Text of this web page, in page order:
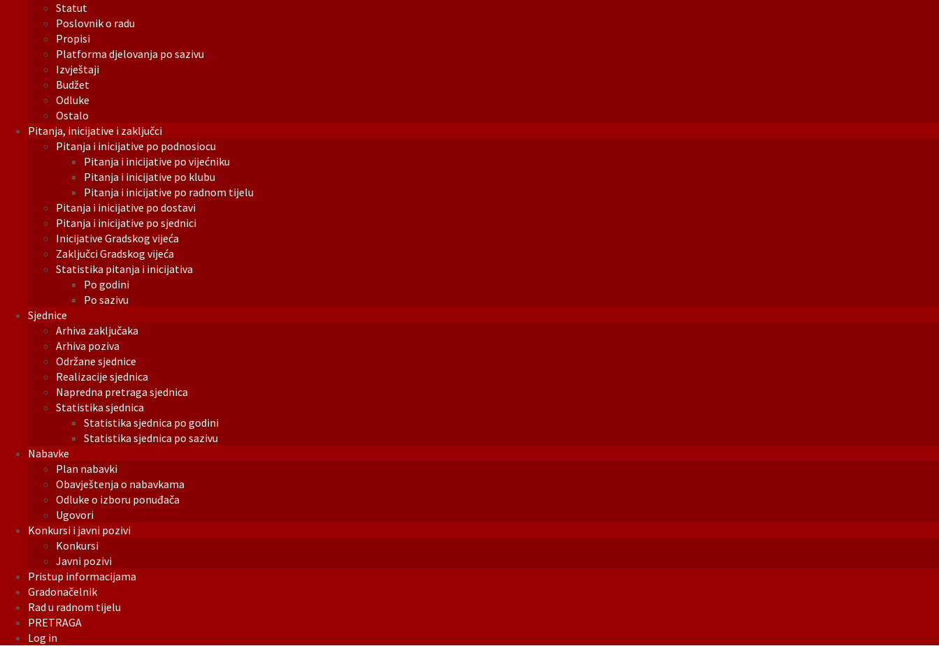
Statut
Poslovnik o radu
Propisi
Platforma djelovanja po sazivu
Izvještaji
Budžet
Odluke
Ostalo
Pitanja, inicijative i zaključci
Pitanja i inicijative po podnosiocu
Pitanja i inicijative po vijećniku
Pitanja i inicijative po klubu
Pitanja i inicijative po radnom tijelu
Pitanja i inicijative po dostavi
Pitanja i inicijative po sjednici
Inicijative Gradskog vijeća
Zaključci Gradskog vijeća
Statistika pitanja i inicijativa
Po godini
Po sazivu
Sjednice
Arhiva zaključaka
Arhiva poziva
Održane sjednice
Realizacije sjednica
Napredna pretraga sjednica
Statistika sjednica
Statistika sjednica po godini
Statistika sjednica po sazivu
Nabavke
Plan nabavki
Obavještenja o nabavkama
Odluke o izboru ponuđača
Ugovori
Konkursi i javni pozivi
Konkursi
Javni pozivi
Pristup informacijama
Gradonačelnik
Rad u radnom tijelu
PRETRAGA
Log in